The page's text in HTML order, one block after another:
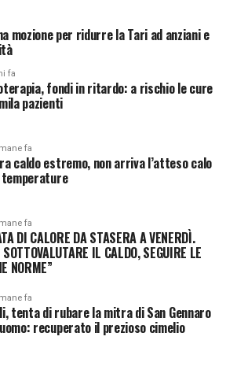
mozione per ridurre la Tari ad anziani e
fa
fondi in ritardo: a rischio le cure
pazienti
fa
caldo estremo, non arriva l’atteso calo
temperature
fa
DI CALORE DA STASERA A VENERDÌ.
SOTTOVALUTARE IL CALDO, SEGUIRE LE
NORME”
fa
tenta di rubare la mitra di San Gennaro
recuperato il prezioso cimelio